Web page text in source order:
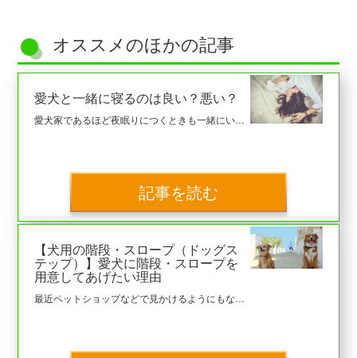
オススメのほかの記事
愛犬と一緒に寝るのは良い？悪い？
愛犬家であるほど夜眠りにつくときも一緒にいたいと思うものです。 ただ、こういった生活スタイルが成り立つのかは、飼い主・愛犬の双方の条件を考慮した上で判断することをオススメします。 本記事では、愛犬と一緒に寝てもいいかどうか考える上でのヒントをまとめています。
記事を読む
【犬用の階段・スロープ（ドッグス
テップ）】愛犬に階段・スロープを
用意してあげたい理由
最近ペットショップなどで見かけるようにもなってきている犬用の階段（ドッグステップ）。 必要な理由は？また、どんな階段を用意してあげればいいか？など、 犬用の階段についてをここではまとめております。